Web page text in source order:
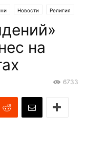
Новости Религия
на
6733